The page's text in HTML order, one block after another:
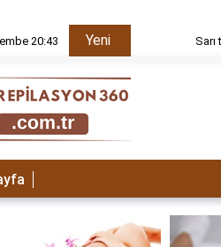
20:43 Yeni Sarı tüyler